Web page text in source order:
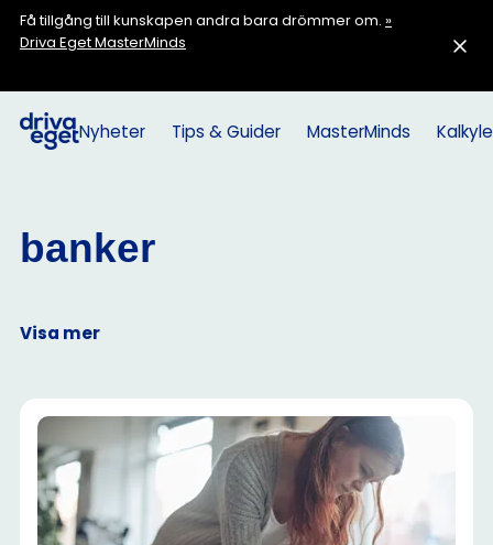
Få tillgång till kunskapen andra bara drömmer om. »
Driva Eget MasterMinds
Nyheter Tips & Guider MasterMinds
banker
Visa mer